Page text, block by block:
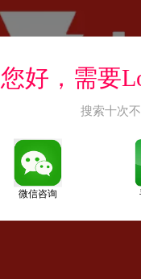
您好，需要
搜索十次
微信咨询